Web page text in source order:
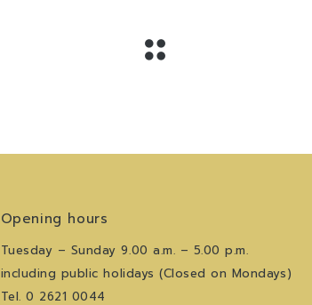
Opening hours
Tuesday – Sunday 9.00 a.m. – 5.00 p.m.
including public holidays (Closed on Mondays)
Tel. 0 2621 0044